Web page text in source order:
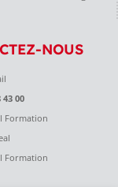
NOUS
43 00
Formation
Formation